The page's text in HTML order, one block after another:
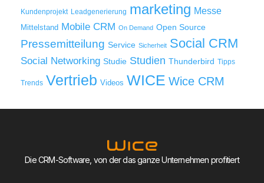
Kundenprojekt Leadgenerierung marketing Messe
Mittelstand Mobile CRM On Demand Open Source
Pressemitteilung Service Sicherheit Social CRM
Social Networking Studie Studien Thunderbird Tipps
Trends Vertrieb Videos WICE Wice CRM
Die CRM-Software, von der das ganze Unternehmen profitiert